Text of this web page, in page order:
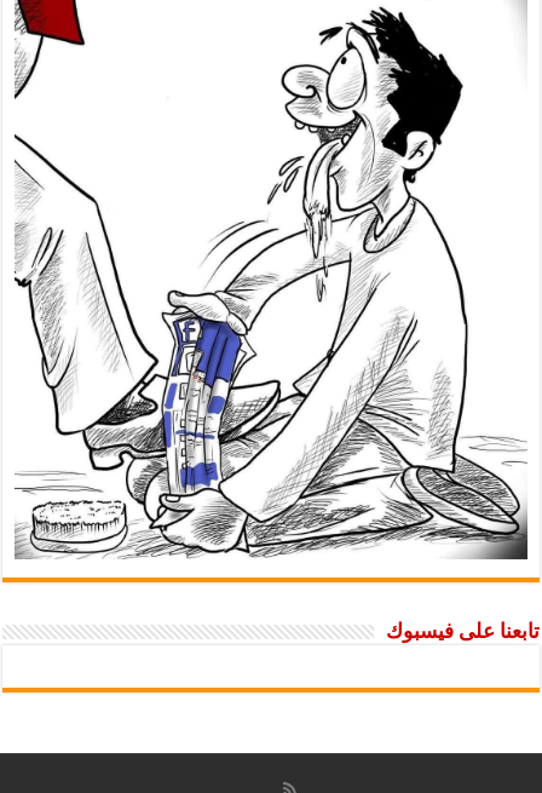
تابعنا على فيسبوك